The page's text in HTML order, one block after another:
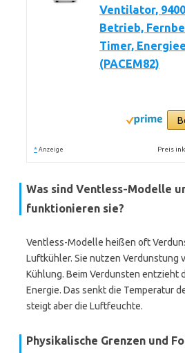
Ventilator,
Betrieb,
Timer,
(PACEM82)
* Anzeige Preis
Was sind Ventless-Modelle
funktionieren sie?
Ventless-Modelle heißen oft
Luftkühler. Sie nutzen Verdunstung
Kühlung. Beim Verdunsten entzieht
Energie. Das senkt die Temperatur
steigt aber die Luftfeuchte.
Physikalische Grenzen und